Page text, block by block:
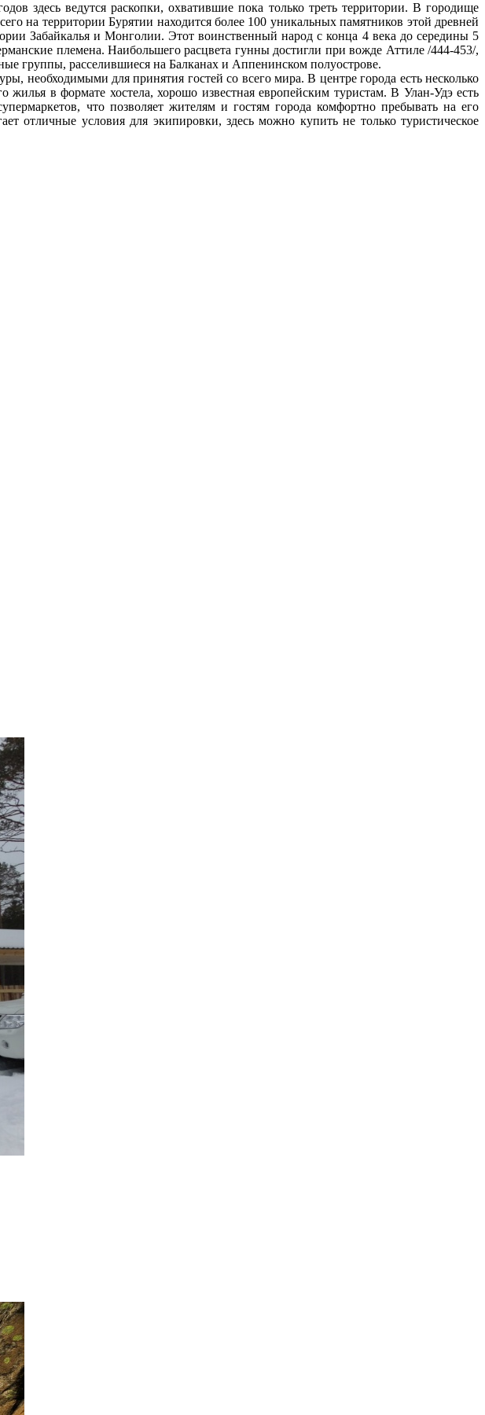
здесь ведутся раскопки, охватившие пока только треть территории. В городище
на территории Бурятии находится более 100 уникальных памятников этой древней
Забайкалья и Монголии. Этот воинственный народ с конца 4 века до середины 5
племена. Наибольшего расцвета гунны достигли при вожде Аттиле /444-453/,
группы, расселившиеся на Балканах и Аппенинском полуострове.
необходимыми для принятия гостей со всего мира. В центре города есть несколько
в формате хостела, хорошо известная европейским туристам. В Улан-Удэ есть
что позволяет жителям и гостям города комфортно пребывать на его
отличные условия для экипировки, здесь можно купить не только туристическое